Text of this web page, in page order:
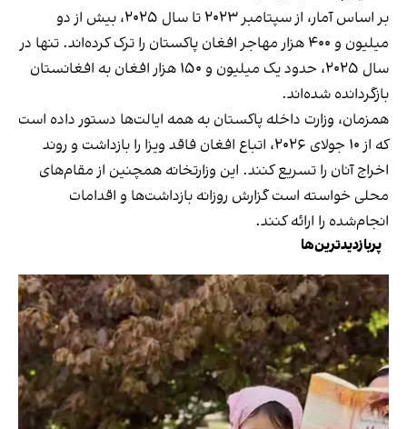
بر اساس آمار، از سپتامبر ۲۰۲۳ تا سال ۲۰۲۵، بیش از دو
میلیون و ۴۰۰ هزار مهاجر افغان پاکستان را ترک کرده‌اند. تنها در
سال ۲۰۲۵، حدود یک میلیون و ۱۵۰ هزار افغان به افغانستان
بازگردانده شده‌اند.
همزمان، وزارت داخله پاکستان به همه ایالت‌ها دستور داده است
که از ۱۰ جولای ۲۰۲۶، اتباع افغان فاقد ویزا را بازداشت و روند
اخراج آنان را تسریع کنند. این وزارتخانه همچنین از مقام‌های
محلی خواسته است گزارش روزانه بازداشت‌ها و اقدامات
انجام‌شده را ارائه کنند.
پربازدیدترین‌ها